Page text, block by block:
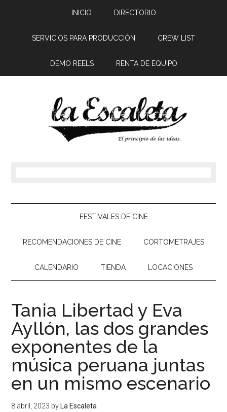
INICIO DIRECTORIO
SERVICIOS PARA PRODUCCIÓN CREW LIST
DEMO REELS RENTA DE EQUIPO
FESTIVALES DE CINE
RECOMENDACIONES DE CINE CORTOMETRAJES
CALENDARIO TIENDA LOCACIONES
Tania Libertad y Eva
Ayllón, las dos grandes
exponentes de la
música peruana juntas
en un mismo escenario
8 abril, 2023 by La Escaleta